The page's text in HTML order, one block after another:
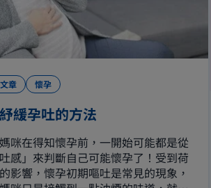
文章 懷孕
緩孕吐的方法
咪在得知懷孕前，一開始可能都是從
吐感」來判斷自己可能懷孕了！受到荷
影響，懷孕初期嘔吐是常見的現象，